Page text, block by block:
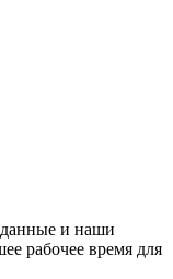
и наши
рабочее время для